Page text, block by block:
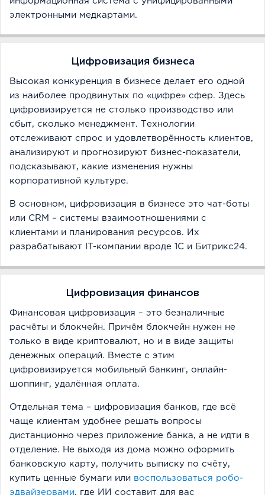
электронными медкартами.
Цифровизация бизнеса
Высокая конкуренция в бизнесе делает его одной
из наиболее продвинутых по «цифре» сфер. Здесь
цифровизируется не столько производство или
сбыт, сколько менеджмент. Технологии
отслеживают спрос и удовлетворённость клиентов,
анализируют и прогнозируют бизнес-показатели,
подсказывают, какие изменения нужны
корпоративной культуре.
В основном, цифровизация в бизнесе это чат-боты
или CRM – системы взаимоотношениями с
клиентами и планирования ресурсов. Их
разрабатывают IT-компании вроде 1С и Битрикс24.
Цифровизация финансов
Финансовая цифровизация – это безналичные
расчёты и блокчейн. Причём блокчейн нужен не
только в виде криптовалют, но и в виде защиты
денежных операций. Вместе с этим
цифровизируется мобильный банкинг, онлайн-
шоппинг, удалённая оплата.
Отдельная тема – цифровизация банков, где всё
чаще клиентам удобнее решать вопросы
дистанционно через приложение банка, а не идти в
отделение. Не выходя из дома можно оформить
банковскую карту, получить выписку по счёту,
купить ценные бумаги или воспользоваться робо-
эдвайзервами, где ИИ составит для вас